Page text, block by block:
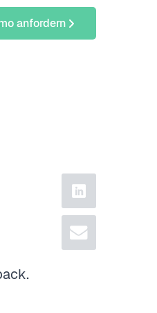
anfordern
linkedin
email